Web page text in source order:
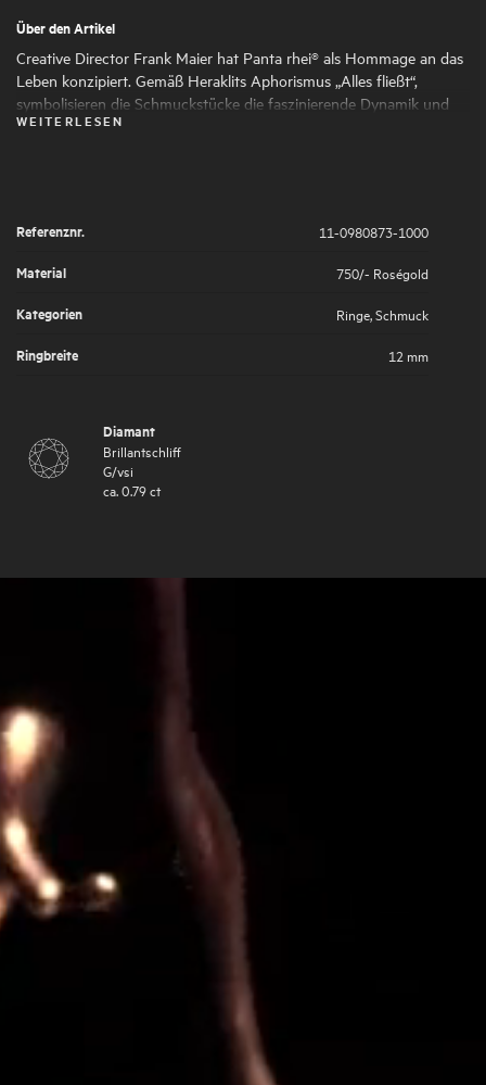
Über den Artikel
Creative Director Frank Maier hat Panta rhei® als Hommage an das
Leben konzipiert. Gemäß Heraklits Aphorismus „Alles fließt“,
symbolisieren die Schmuckstücke die faszinierende Dynamik und
den ständigen Wandel des Lebens. Runde und ovale Formen
des Lebens, die es wert sind, von uns gefeiert zu werden.
WEITERLESEN
Referenznr.
11-0980873-1000
Material
750/- Roségold
Kategorien
Ringe Schmuck
Ringbreite
12 mm
Diamant
Brillantschliff
G/vsi
ca. 0.79ct